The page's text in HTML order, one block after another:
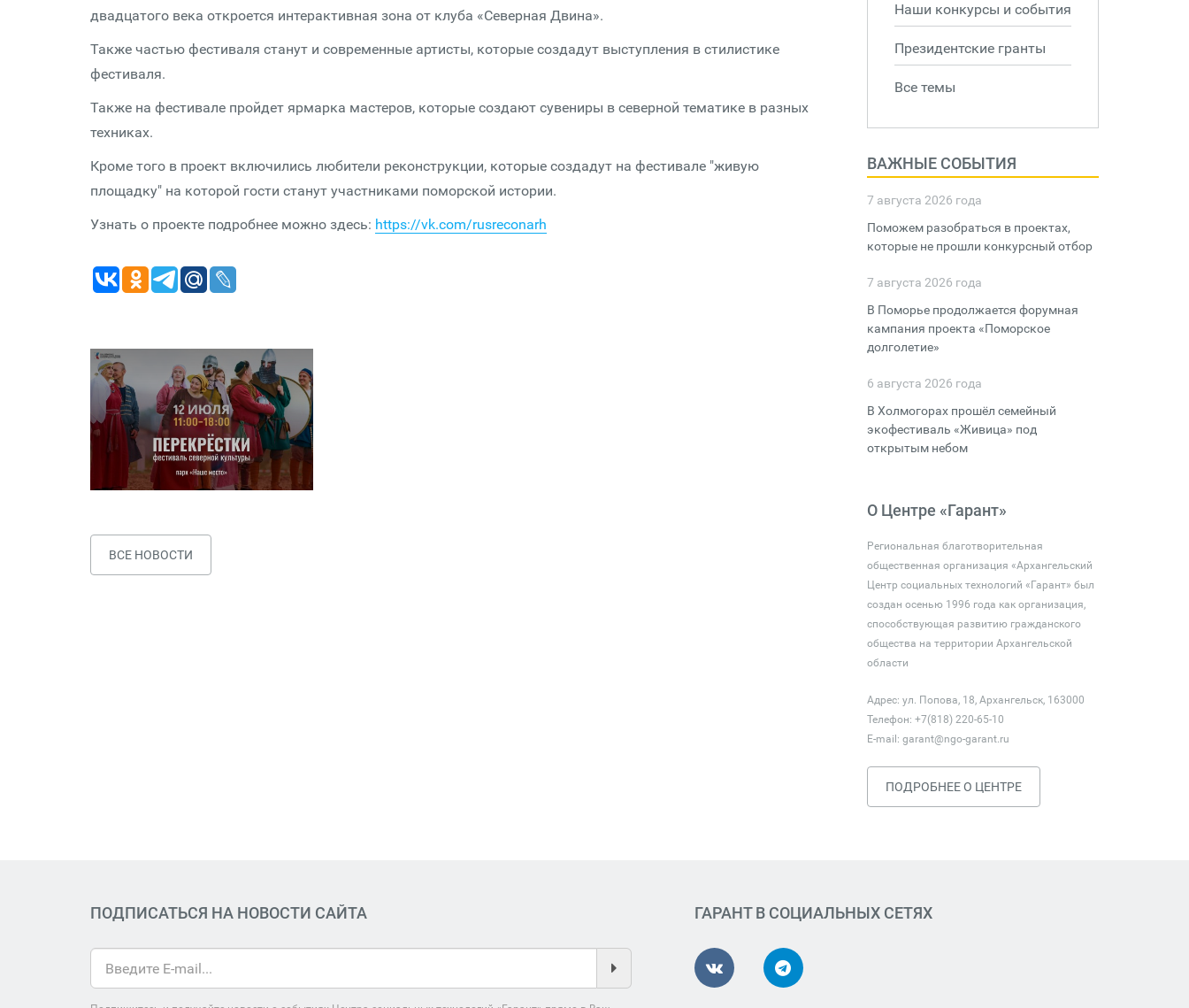
двадцатого века откроется интерактивная зона от клуба «Северная Двина».
Также частью фестиваля станут и современные артисты, которые создадут выступления в стилистике
фестиваля.
Также на фестивале пройдет ярмарка мастеров, которые создают сувениры в северной тематике в разных
техниках.
Кроме того в проект включились любители реконструкции, которые создадут на фестивале "живую
площадку" на которой гости станут участниками поморской истории.
Узнать о проекте подробнее можно здесь: https://vk.com/rusreconarh
ВСЕ НОВОСТИ
Наши конкурсы и события
Президентские гранты
Все темы
ВАЖНЫЕ СОБЫТИЯ
7 августа 2026 года
Поможем разобраться в проектах,
которые не прошли конкурсный отбор
7 августа 2026 года
В Поморье продолжается форумная
кампания проекта «Поморское
долголетие»
6 августа 2026 года
В Холмогорах прошёл семейный
экофестиваль «Живица» под
открытым небом
О Центре «Гарант»
Региональная благотворительная
общественная организация «Архангельский
Центр социальных технологий «Гарант» был
создан осенью 1996 года как организация,
способствующая развитию гражданского
общества на территории Архангельской
области
Адрес: ул. Попова, 18, Архангельск, 163000
Телефон: +7(818) 220-65-10
E-mail: garant@ngo-garant.ru
ПОДРОБНЕЕ О ЦЕНТРЕ
ПОДПИСАТЬСЯ НА НОВОСТИ САЙТА ГАРАНТ В СОЦИАЛЬНЫХ СЕТЯХ